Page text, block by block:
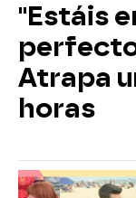
"Estáis
Atrapa
horas